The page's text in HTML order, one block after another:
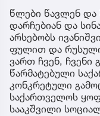
წლები წავლენ და
დარჩებიან და
არსებობს
ფულით და
ვართ ჩვენ,
წარმატებული
კონკრეტული
საქართველოს
სააკშვილი